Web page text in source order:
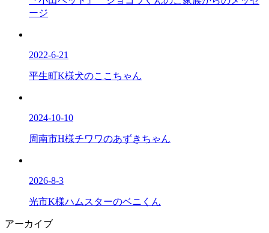
ージ
2022-6-21
平生町K様犬のここちゃん
2024-10-10
周南市H様チワワのあずきちゃん
2026-8-3
光市K様ハムスターのベニくん
アーカイブ